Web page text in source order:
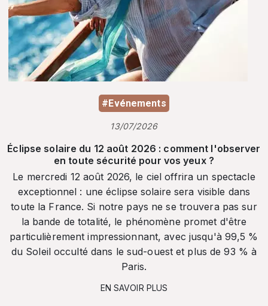
#Evénements
13/07/2026
Éclipse solaire du 12 août 2026 : comment l'observer
en toute sécurité pour vos yeux ?
Le mercredi 12 août 2026, le ciel offrira un spectacle
exceptionnel : une éclipse solaire sera visible dans
toute la France. Si notre pays ne se trouvera pas sur
la bande de totalité, le phénomène promet d'être
particulièrement impressionnant, avec jusqu'à 99,5 %
du Soleil occulté dans le sud-ouest et plus de 93 % à
Paris.
EN SAVOIR PLUS